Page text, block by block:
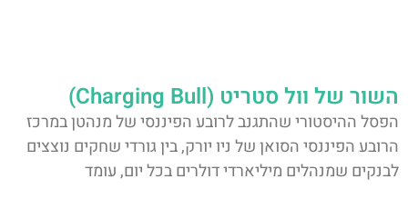
השור של וול סטריט (Charging Bull)
הפסל ההיסטורי שהתגנב לרובע הפיננסי של מנהטן במרכז
הרובע הפיננסי הסואן של ניו יורק, בין גורדי שחקים נוצצים
לבנקים שמנהלים מיליארדי דולרים בכל יום, עומד